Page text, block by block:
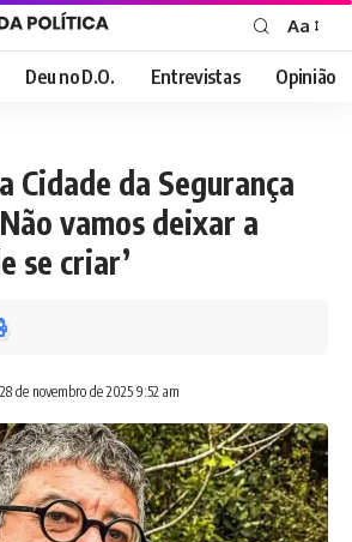
Font
Resizer
Aa
Deu no D.O. Entrevistas Opinião
Cidade da Segurança
vamos deixar a
se criar’
de novembro de 2025 9:52 am